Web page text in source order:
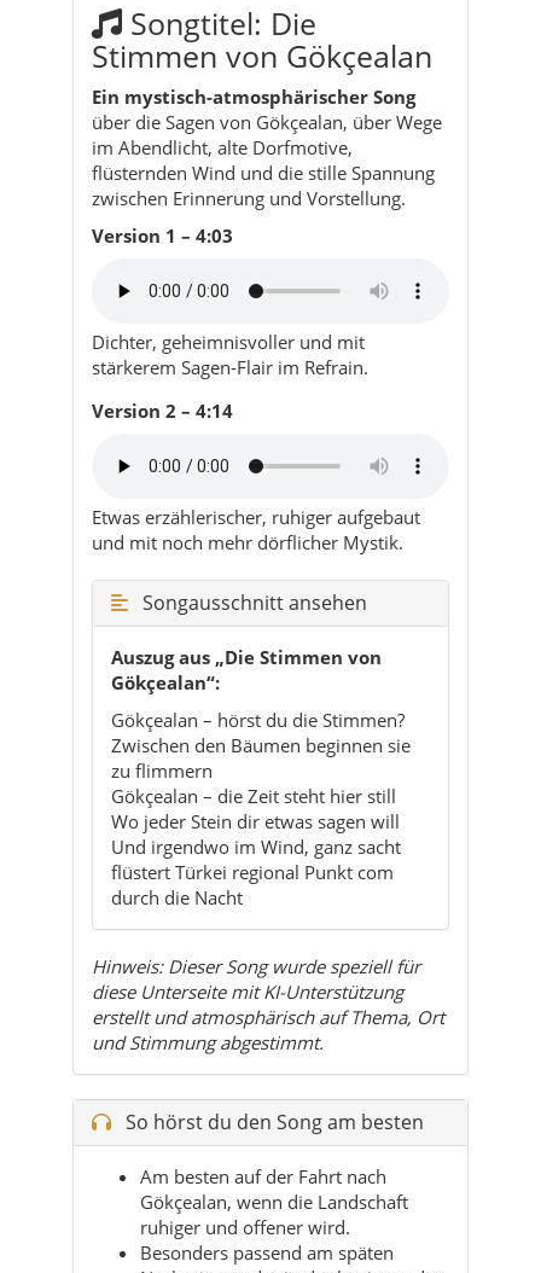
Songtitel: Die
Stimmen von Gökçealan
Ein mystisch-atmosphärischer Song
über die Sagen von Gökçealan, über Wege
im Abendlicht, alte Dorfmotive,
flüsternden Wind und die stille Spannung
zwischen Erinnerung und Vorstellung.
Version 1 – 4:03
Dichter, geheimnisvoller und mit
stärkerem Sagen-Flair im Refrain.
Version 2 – 4:14
Etwas erzählerischer, ruhiger aufgebaut
und mit noch mehr dörflicher Mystik.
Songausschnitt ansehen
Auszug aus „Die Stimmen von
Gökçealan“:
Gökçealan – hörst du die Stimmen?
Zwischen den Bäumen beginnen sie
zu flimmern
Gökçealan – die Zeit steht hier still
Wo jeder Stein dir etwas sagen will
Und irgendwo im Wind, ganz sacht
flüstert Türkei regional Punkt com
durch die Nacht
Hinweis: Dieser Song wurde speziell für
diese Unterseite mit KI-Unterstützung
erstellt und atmosphärisch auf Thema, Ort
und Stimmung abgestimmt.
So hörst du den Song am besten
Am besten auf der Fahrt nach
Gökçealan, wenn die Landschaft
ruhiger und offener wird.
Besonders passend am späten